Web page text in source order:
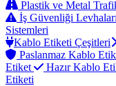
Plastik ve Metal
İş Güvenliği Levhaları
Sistemleri
Kablo Etiketi Çeşitleri
Paslanmaz Kablo
Etiket
Hazır Kablo
Etiketi